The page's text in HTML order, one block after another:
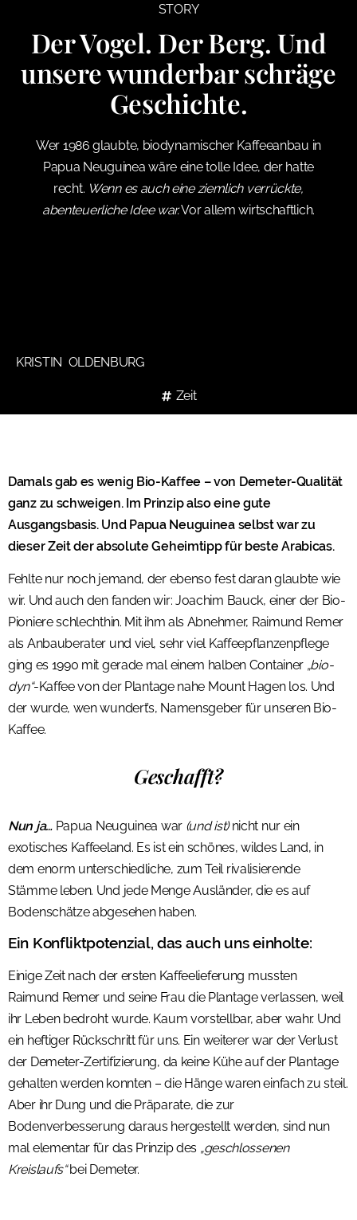
STORY
Der Vogel. Der Berg. Und
unsere wunderbar schräge
Geschichte.
Wer 1986 glaubte, biodynamischer Kaffeeanbau in
Papua Neuguinea wäre eine tolle Idee, der hatte
recht. Wenn es auch eine ziemlich verrückte,
abenteuerliche Idee war.Vor allem wirtschaftlich.
KRISTIN OLDENBURG
Zeit
Damals gab es wenig Bio-Kaffee – von Demeter-Qualität
ganz zu schweigen. Im Prinzip also eine gute
Ausgangsbasis. Und Papua Neuguinea selbst war zu
dieser Zeit der absolute Geheimtipp für beste Arabicas.
Fehlte nur noch jemand, der ebenso fest daran glaubte wie
wir. Und auch den fanden wir: Joachim Bauck, einer der Bio-
Pioniere schlechthin. Mit ihm als Abnehmer, Raimund Remer
als Anbauberater und viel, sehr viel Kaffeepflanzenpflege
ging es 1990 mit gerade mal einem halben Container „bio-
dyn“-Kaffee von der Plantage nahe Mount Hagen los. Und
der wurde, wen wundert’s, Namensgeber für unseren Bio-
Kaffee.
Geschafft?
Nun ja…Papua Neuguinea war (und ist)nicht nur ein
exotisches Kaffeeland. Es ist ein schönes, wildes Land, in
dem enorm unterschiedliche, zum Teil rivalisierende
Stämme leben. Und jede Menge Ausländer, die es auf
Bodenschätze abgesehen haben.
Ein Konfliktpotenzial, das auch uns einholte:
Einige Zeit nach der ersten Kaffeelieferung mussten
Raimund Remer und seine Frau die Plantage verlassen, weil
ihr Leben bedroht wurde. Kaum vorstellbar, aber wahr. Und
ein heftiger Rückschritt für uns. Ein weiterer war der Verlust
der Demeter-Zertifizierung, da keine Kühe auf der Plantage
gehalten werden konnten – die Hänge waren einfach zu steil.
Aber ihr Dung und die Präparate, die zur
Bodenverbesserung daraus hergestellt werden, sind nun
mal elementar für das Prinzip des „geschlossenen
Kreislaufs“bei Demeter.